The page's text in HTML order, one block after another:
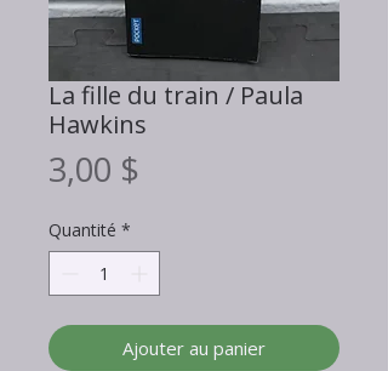
La fille du train / Paula
Hawkins
3,00 $
Quantité *
Ajouter au panier